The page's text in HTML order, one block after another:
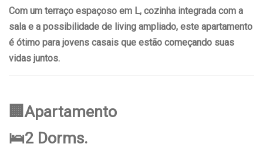
Com um terraço espaçoso em L, cozinha integrada com a
sala e a possibilidade de living ampliado, este apartamento
é ótimo para jovens casais que estão começando suas
vidas juntos.
🏢Apartamento
🛌2 Dorms.